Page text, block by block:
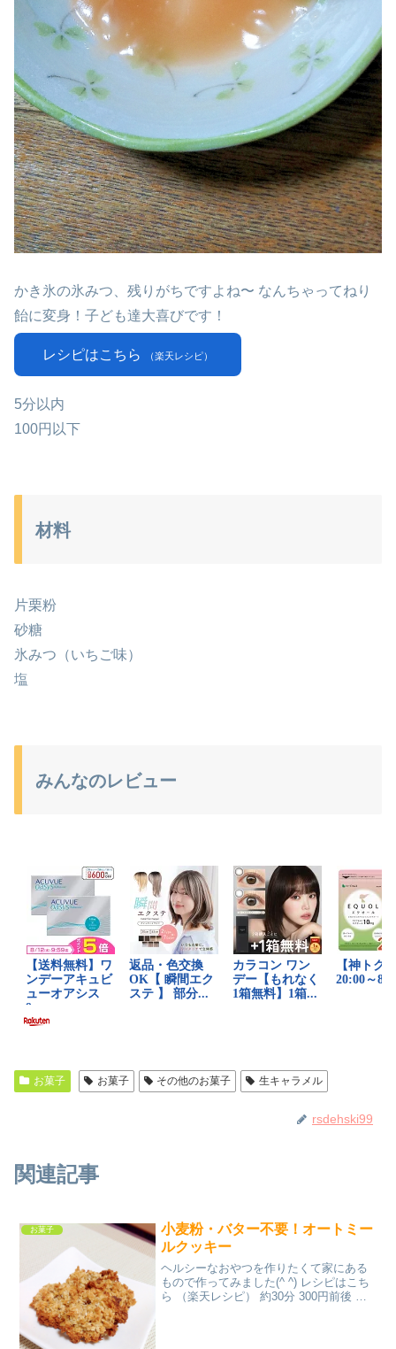
かき氷の氷みつ、残りがちですよね〜 なんちゃってねり
飴に変身！子ども達大喜びです！
レシピはこちら （楽天レシピ）
5分以内
100円以下
材料
片栗粉
砂糖
氷みつ（いちご味）
塩
みんなのレビュー
お菓子 お菓子 その他のお菓子 生キャラメル
rsdehski99
関連記事
お菓子
小麦粉・バター不要！オートミー
ルクッキー
ヘルシーなおやつを作りたくて家にある
もので作ってみました(^ ^) レシピはこち
ら （楽天レシピ） 約30分 300円前後 材